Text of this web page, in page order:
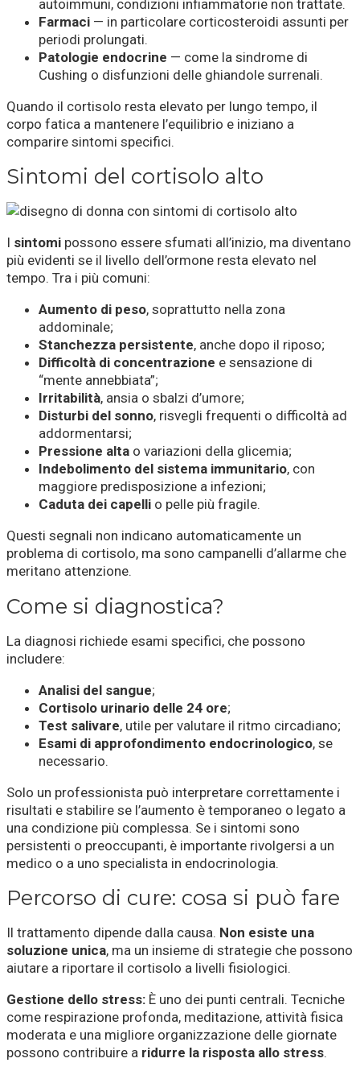
autoimmuni, condizioni infiammatorie non trattate.
Farmaci — in particolare corticosteroidi assunti per
periodi prolungati.
Patologie endocrine — come la sindrome di
Cushing o disfunzioni delle ghiandole surrenali.
Quando il cortisolo resta elevato per lungo tempo, il
corpo fatica a mantenere l’equilibrio e iniziano a
comparire sintomi specifici.
Sintomi del cortisolo alto
I sintomi possono essere sfumati all’inizio, ma diventano
più evidenti se il livello dell’ormone resta elevato nel
tempo. Tra i più comuni:
Aumento di peso, soprattutto nella zona
addominale;
Stanchezza persistente, anche dopo il riposo;
Difficoltà di concentrazione e sensazione di
“mente annebbiata”;
Irritabilità, ansia o sbalzi d’umore;
Disturbi del sonno, risvegli frequenti o difficoltà ad
addormentarsi;
Pressione alta o variazioni della glicemia;
Indebolimento del sistema immunitario, con
maggiore predisposizione a infezioni;
Caduta dei capelli o pelle più fragile.
Questi segnali non indicano automaticamente un
problema di cortisolo, ma sono campanelli d’allarme che
meritano attenzione.
Come si diagnostica?
La diagnosi richiede esami specifici, che possono
includere:
Analisi del sangue;
Cortisolo urinario delle 24 ore;
Test salivare, utile per valutare il ritmo circadiano;
Esami di approfondimento endocrinologico, se
necessario.
Solo un professionista può interpretare correttamente i
risultati e stabilire se l’aumento è temporaneo o legato a
una condizione più complessa. Se i sintomi sono
persistenti o preoccupanti, è importante rivolgersi a un
medico o a uno specialista in endocrinologia.
Percorso di cure: cosa si può fare
Il trattamento dipende dalla causa. Non esiste una
soluzione unica, ma un insieme di strategie che possono
aiutare a riportare il cortisolo a livelli fisiologici.
Gestione dello stress: È uno dei punti centrali. Tecniche
come respirazione profonda, meditazione, attività fisica
moderata e una migliore organizzazione delle giornate
possono contribuire a ridurre la risposta allo stress.